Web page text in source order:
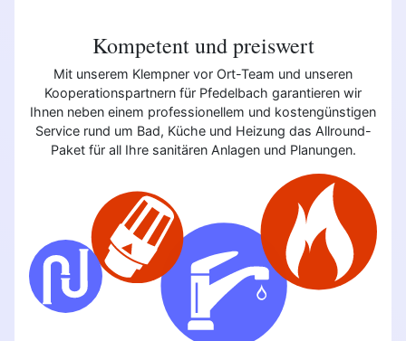
Kompetent und preiswert
Mit unserem Klempner vor Ort-Team und unseren
Kooperationspartnern für Pfedelbach garantieren wir
Ihnen neben einem professionellem und kostengünstigen
Service rund um Bad, Küche und Heizung das Allround-
Paket für all Ihre sanitären Anlagen und Planungen.